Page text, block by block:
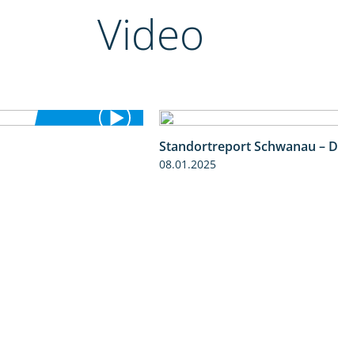
Video
Standortreport Schwanau –
08.01.2025